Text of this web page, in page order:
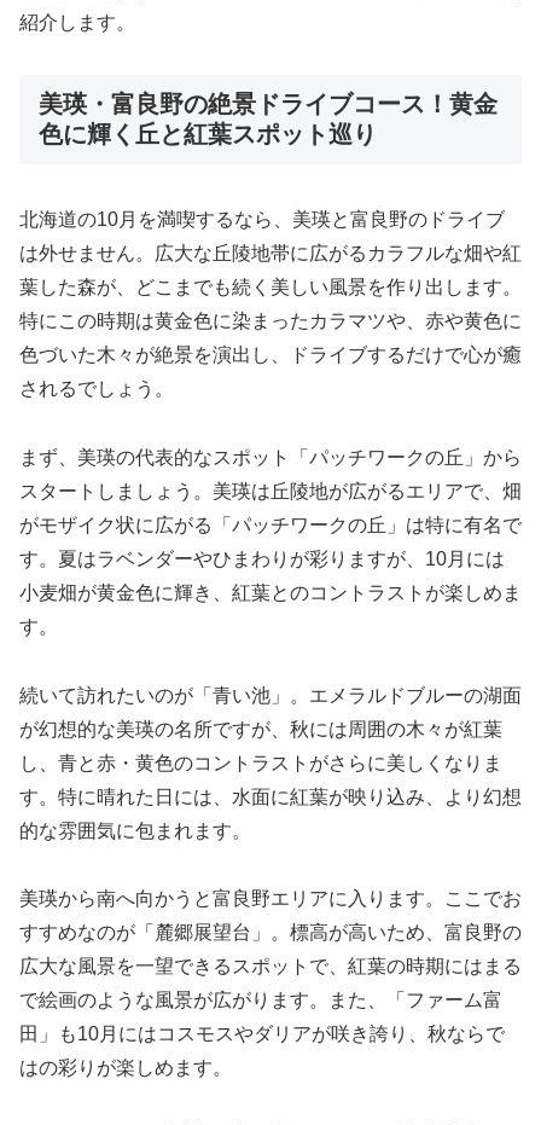
紹介します。
美瑛・富良野の絶景ドライブコース！黄金
色に輝く丘と紅葉スポット巡り
北海道の10月を満喫するなら、美瑛と富良野のドライブ
は外せません。広大な丘陵地帯に広がるカラフルな畑や紅
葉した森が、どこまでも続く美しい風景を作り出します。
特にこの時期は黄金色に染まったカラマツや、赤や黄色に
色づいた木々が絶景を演出し、ドライブするだけで心が癒
されるでしょう。
まず、美瑛の代表的なスポット「パッチワークの丘」から
スタートしましょう。美瑛は丘陵地が広がるエリアで、畑
がモザイク状に広がる「パッチワークの丘」は特に有名で
す。夏はラベンダーやひまわりが彩りますが、10月には
小麦畑が黄金色に輝き、紅葉とのコントラストが楽しめま
す。
続いて訪れたいのが「青い池」。エメラルドブルーの湖面
が幻想的な美瑛の名所ですが、秋には周囲の木々が紅葉
し、青と赤・黄色のコントラストがさらに美しくなりま
す。特に晴れた日には、水面に紅葉が映り込み、より幻想
的な雰囲気に包まれます。
美瑛から南へ向かうと富良野エリアに入ります。ここでお
すすめなのが「麓郷展望台」。標高が高いため、富良野の
広大な風景を一望できるスポットで、紅葉の時期にはまる
で絵画のような風景が広がります。また、「ファーム富
田」も10月にはコスモスやダリアが咲き誇り、秋ならで
はの彩りが楽しめます。